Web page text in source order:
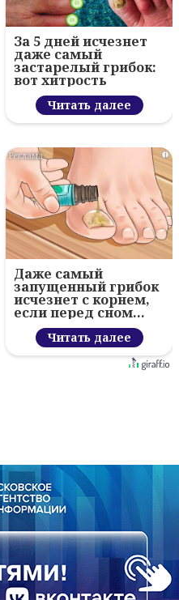
За 5 дней исчезнет
даже самый
застарелый грибок:
вот хитрость
Читать далее
i
Даже самый
запущенный грибок
исчезнет с корнем,
если перед сном…
Читать далее